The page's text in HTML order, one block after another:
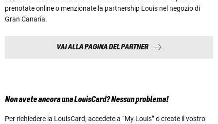
prenotate online o menzionate la partnership Louis nel negozio di
Gran Canaria.
VAI ALLA PAGINA DEL PARTNER
Non avete ancora una LouisCard? Nessun problema!
Per richiedere la LouisCard, accedete a “My Louis” o create il vostro